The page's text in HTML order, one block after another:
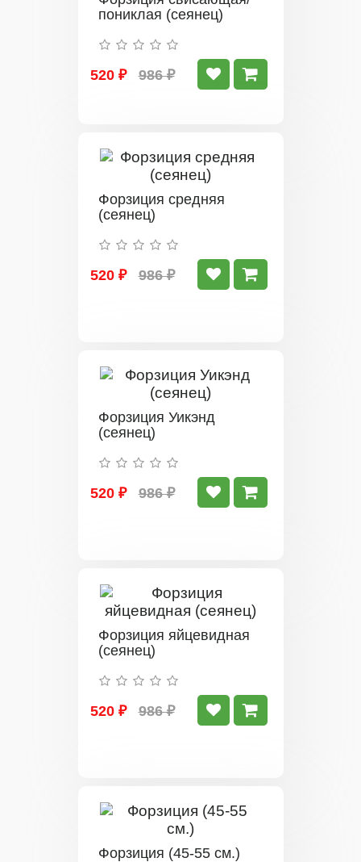
пониклая (сеянец)
520 ₽ 986 ₽
Форзиция средняя
(сеянец)
520 ₽ 986 ₽
Форзиция Уикэнд
(сеянец)
520 ₽ 986 ₽
Форзиция яйцевидная
(сеянец)
520 ₽ 986 ₽
Форзиция (45-55 см.)